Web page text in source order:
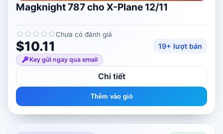
Magknight 787 cho X-Plane 12/11
Chưa có đánh giá
$10.11 19+ lượt bán
Key gửi ngay qua email
Chi tiết
Thêm vào giỏ